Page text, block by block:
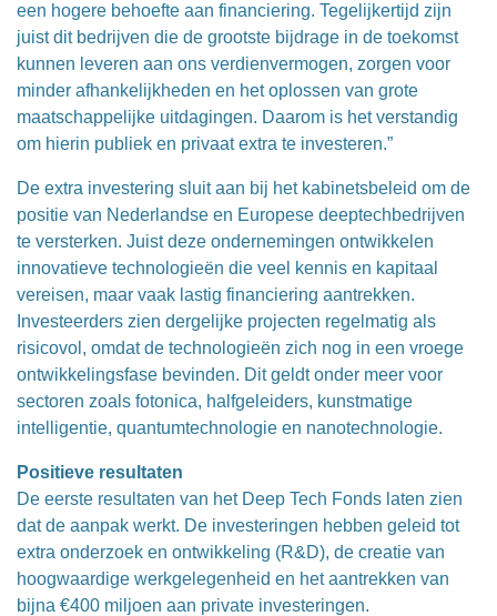
een hogere behoefte aan financiering. Tegelijkertijd zijn
juist dit bedrijven die de grootste bijdrage in de toekomst
kunnen leveren aan ons verdienvermogen, zorgen voor
minder afhankelijkheden en het oplossen van grote
maatschappelijke uitdagingen. Daarom is het verstandig
om hierin publiek en privaat extra te investeren.”
De extra investering sluit aan bij het kabinetsbeleid om de
positie van Nederlandse en Europese deeptechbedrijven
te versterken. Juist deze ondernemingen ontwikkelen
innovatieve technologieën die veel kennis en kapitaal
vereisen, maar vaak lastig financiering aantrekken.
Investeerders zien dergelijke projecten regelmatig als
risicovol, omdat de technologieën zich nog in een vroege
ontwikkelingsfase bevinden. Dit geldt onder meer voor
sectoren zoals fotonica, halfgeleiders, kunstmatige
intelligentie, quantumtechnologie en nanotechnologie.
Positieve resultaten
De eerste resultaten van het Deep Tech Fonds laten zien
dat de aanpak werkt. De investeringen hebben geleid tot
extra onderzoek en ontwikkeling (R&D), de creatie van
hoogwaardige werkgelegenheid en het aantrekken van
bijna €400 miljoen aan private investeringen.